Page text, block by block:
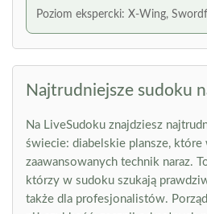
Poziom ekspercki: X-Wing,
Najtrudniejsze sudoku
Na LiveSudoku znajdziesz
świecie: diabelskie plansze, które
zaawansowanych technik naraz.
którzy w sudoku szukają
także dla profesjonalistów.